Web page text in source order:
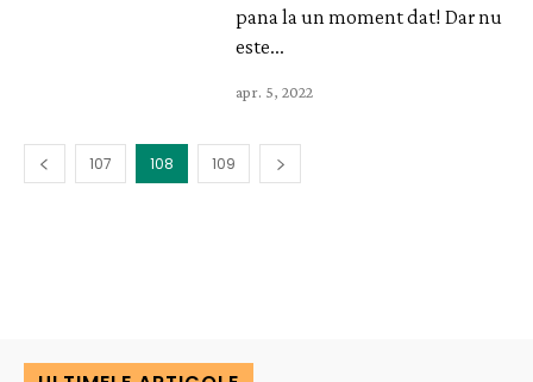
pana la un moment dat! Dar nu
este...
apr. 5, 2022
107 108 109